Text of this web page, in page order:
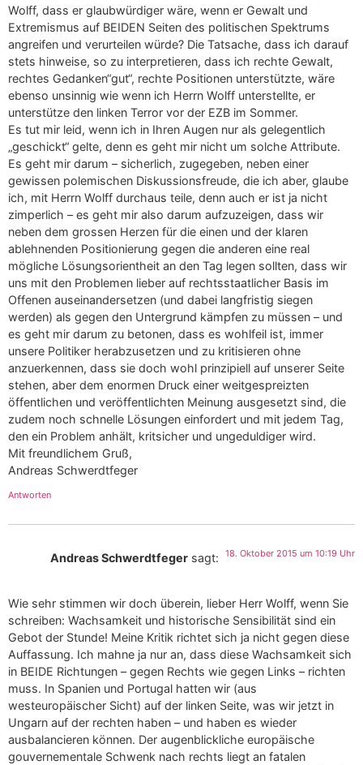
Wolff, dass er glaubwürdiger wäre, wenn er Gewalt und
Extremismus auf BEIDEN Seiten des politischen Spektrums
angreifen und verurteilen würde? Die Tatsache, dass ich darauf
stets hinweise, so zu interpretieren, dass ich rechte Gewalt,
rechtes Gedanken“gut“, rechte Positionen unterstützte, wäre
ebenso unsinnig wie wenn ich Herrn Wolff unterstellte, er
unterstütze den linken Terror vor der EZB im Sommer.
Es tut mir leid, wenn ich in Ihren Augen nur als gelegentlich
„geschickt“ gelte, denn es geht mir nicht um solche Attribute.
Es geht mir darum – sicherlich, zugegeben, neben einer
gewissen polemischen Diskussionsfreude, die ich aber, glaube
ich, mit Herrn Wolff durchaus teile, denn auch er ist ja nicht
zimperlich – es geht mir also darum aufzuzeigen, dass wir
neben dem grossen Herzen für die einen und der klaren
ablehnenden Positionierung gegen die anderen eine real
mögliche Lösungsorientheit an den Tag legen sollten, dass wir
uns mit den Problemen lieber auf rechtsstaatlicher Basis im
Offenen auseinandersetzen (und dabei langfristig siegen
werden) als gegen den Untergrund kämpfen zu müssen – und
es geht mir darum zu betonen, dass es wohlfeil ist, immer
unsere Politiker herabzusetzen und zu kritisieren ohne
anzuerkennen, dass sie doch wohl prinzipiell auf unserer Seite
stehen, aber dem enormen Druck einer weitgespreizten
öffentlichen und veröffentlichten Meinung ausgesetzt sind, die
zudem noch schnelle Lösungen einfordert und mit jedem Tag,
den ein Problem anhält, kritsicher und ungeduldiger wird.
Mit freundlichem Gruß,
Andreas Schwerdtfeger
Antworten
Andreas Schwerdtfeger sagt: 18. Oktober 2015 um 10:19 Uhr
Wie sehr stimmen wir doch überein, lieber Herr Wolff, wenn Sie
schreiben: Wachsamkeit und historische Sensibilität sind ein
Gebot der Stunde! Meine Kritik richtet sich ja nicht gegen diese
Auffassung. Ich mahne ja nur an, dass diese Wachsamkeit sich
in BEIDE Richtungen – gegen Rechts wie gegen Links – richten
muss. In Spanien und Portugal hatten wir (aus
westeuropäischer Sicht) auf der linken Seite, was wir jetzt in
Ungarn auf der rechten haben – und haben es wieder
ausbalancieren können. Der augenblickliche europäische
gouvernementale Schwenk nach rechts liegt an fatalen